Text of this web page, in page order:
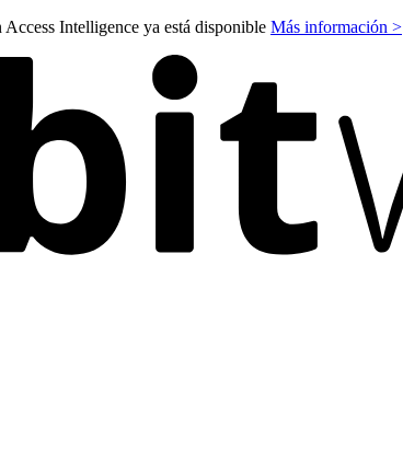
Intelligence ya está disponible Más información >